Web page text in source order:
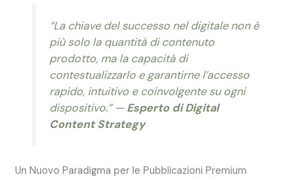
“La chiave del successo nel digitale non è
più solo la quantità di contenuto
prodotto, ma la capacità di
contestualizzarlo e garantirne l’accesso
rapido, intuitivo e coinvolgente su ogni
dispositivo.” — Esperto di Digital
Content Strategy
Un Nuovo Paradigma per le Pubblicazioni Premium